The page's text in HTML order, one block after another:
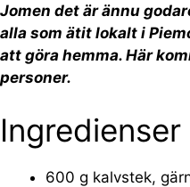
Jomen det är ännu
alla som ätit lokalt i
att göra hemma. Här
personer.
600 g kalvstek,